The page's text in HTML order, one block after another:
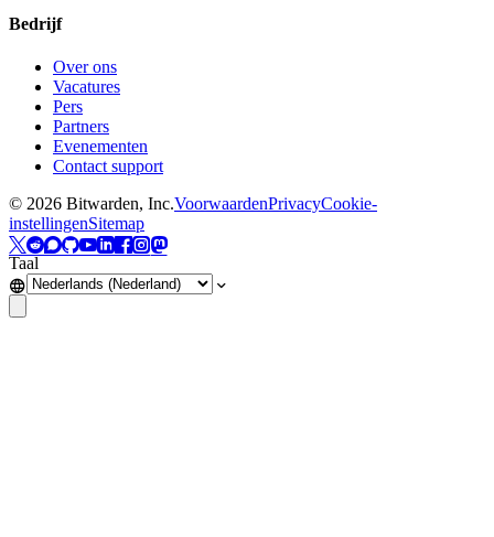
Bedrijf
Over ons
Vacatures
Pers
Partners
Evenementen
Contact support
© 2026 Bitwarden, Inc.VoorwaardenPrivacyCookie-
instellingenSitemap
Taal